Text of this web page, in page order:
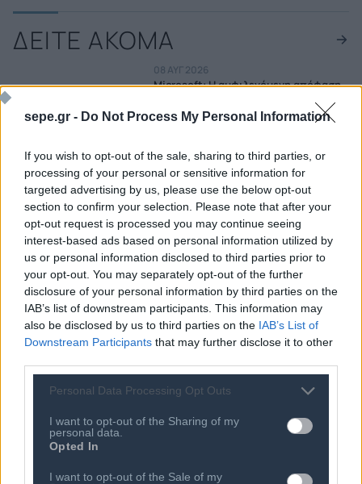
sepe.gr - Do Not Process My Personal Information
If you wish to opt-out of the sale, sharing to third parties, or
processing of your personal or sensitive information for
targeted advertising by us, please use the below opt-out
section to confirm your selection. Please note that after your
opt-out request is processed you may continue seeing
interest-based ads based on personal information utilized by
us or personal information disclosed to third parties prior to
your opt-out. You may separately opt-out of the further
disclosure of your personal information by third parties on the
IAB’s list of downstream participants. This information may
also be disclosed by us to third parties on the IAB’s List of
Downstream Participants that may further disclose it to other
Personal Data Processing Opt Outs
I want to opt-out of the Sharing of my
personal data.
Opted In
I want to opt-out of the Sale of my
ΔΕΙΤΕ ΑΚΟΜΑ
08 ΑΥΓ 2026
Microsoft: Η αμφιλεγόμενη απόφαση
σημαίνει για OpenAI και GitHub
Copilot
ByteDance: Ετοιμάζει γιγαντιαίο AI
μοντέλο έως 10 τρισ. παραμέτρων –
Στόχος να πλησιάσει την Anthropic
08 ΑΥΓ 2026
Chevron: Πώς η έκρηξη της ΤΝ
μετατρέπει τον πετρελαϊκό κολοσσό
σε ενεργειακό «παίκτη» των data
centers
07 ΑΥΓ 2026
Η AI δημιούργησε τους πρώτους ιούς
– Γιατί η εξέλιξη αυτή ανησυχεί τους
επιστήμονες
07 ΑΥΓ 2026
Πτώση 4,9% στις παγκόσμιες
αποστολές PCs το 2ο τρίμηνο
07 ΑΥΓ 2026
Φρένο στην πτωτική πορεία των